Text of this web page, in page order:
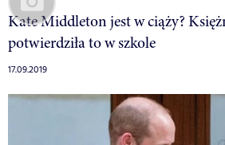
Kate Middleton jest w ciąży?
potwierdziła to w szkole
17.09.2019